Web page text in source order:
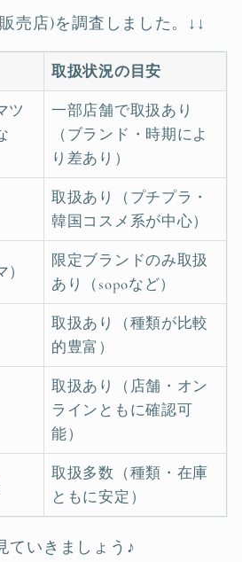
売店)を調査しました。↓↓
取扱状況の目安
ツ
一部店舗で取扱あり
（ブランド・時期によ
り差あり）
取扱あり（プチプラ・
韓国コスメ系が中心）
限定ブランドのみ取扱
あり（sopoなど）
取扱あり（種類が比較
的豊富）
取扱あり（店舗・オン
ラインともに確認可
能）
取扱多数（種類・在庫
ともに安定）
ていきましょう♪